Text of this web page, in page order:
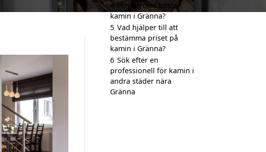
4 Hur mycket kostar
kamin i Gränna?
5 Vad hjälper till att
bestämma priset på
kamin i Gränna?
6 Sök efter en
professionell för kamin i
andra städer nära
Gränna